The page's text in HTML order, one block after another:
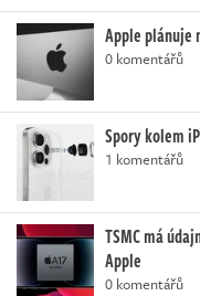
Apple plánuje
0 komentářů
Spory kolem
1 komentářů
TSMC má
Apple
0 komentářů